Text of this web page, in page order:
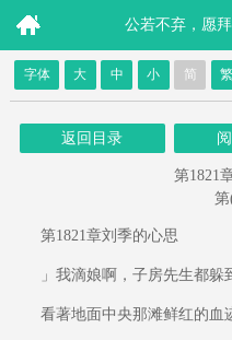
公若不弃，愿
字体 大 中 小 简 繁
返回目录
第1821
第1821章刘季的心思
」我滴娘啊，子房先生都躲
看著地面中央那滩鲜红的血